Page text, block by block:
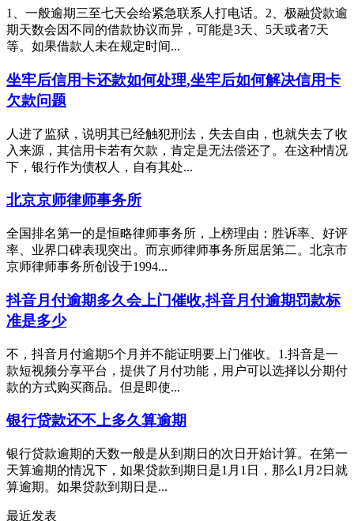
1、一般逾期三至七天会给紧急联系人打电话。2、极融贷款逾
期天数会因不同的借款协议而异，可能是3天、5天或者7天
等。如果借款人未在规定时间...
坐牢后信用卡还款如何处理,坐牢后如何解决信用卡
欠款问题
人进了监狱，说明其已经触犯刑法，失去自由，也就失去了收
入来源，其信用卡若有欠款，肯定是无法偿还了。在这种情况
下，银行作为债权人，自有其处...
北京京师律师事务所
全国排名第一的是恒略律师事务所，上榜理由：胜诉率、好评
率、业界口碑表现突出。而京师律师事务所屈居第二。北京市
京师律师事务所创设于1994...
抖音月付逾期多久会上门催收,抖音月付逾期罚款标
准是多少
不，抖音月付逾期5个月并不能证明要上门催收。1.抖音是一
款短视频分享平台，提供了月付功能，用户可以选择以分期付
款的方式购买商品。但是即使...
银行贷款还不上多久算逾期
银行贷款逾期的天数一般是从到期日的次日开始计算。在第一
天算逾期的情况下，如果贷款到期日是1月1日，那么1月2日就
算逾期。如果贷款到期日是...
最近发表